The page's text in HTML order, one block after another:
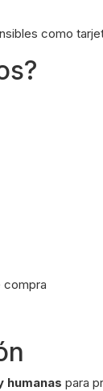
como
compra
humanas para